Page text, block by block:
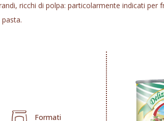
ricchi di polpa: particolarmente indicati per
Formati